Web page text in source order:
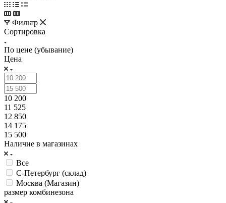
Фильтр
Сортировка
По цене (убывание)
Цена
10 200
11 525
12 850
14 175
15 500
Наличие в магазинах
Все
С-Петербург (склад)
Москва (Магазин)
размер комбинезона